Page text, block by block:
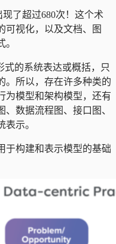
现了超过680次！这个术
可视化，以及文档、图
式的系统表达或概括，只
。所以，存在许多种类的
为模型和架构模型，还有
数据流程图、接口图、
示。
于构建和表示模型的基础